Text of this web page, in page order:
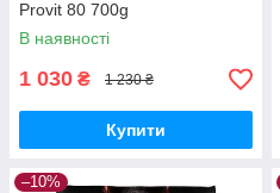
Provit 80 700g
В наявності
1 030 ₴ 1 230 ₴
Купити
–10%